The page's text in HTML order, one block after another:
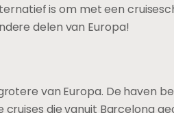
is om met een
delen van Europa!
van Europa. De haven
cruises die vanuit Barcelona